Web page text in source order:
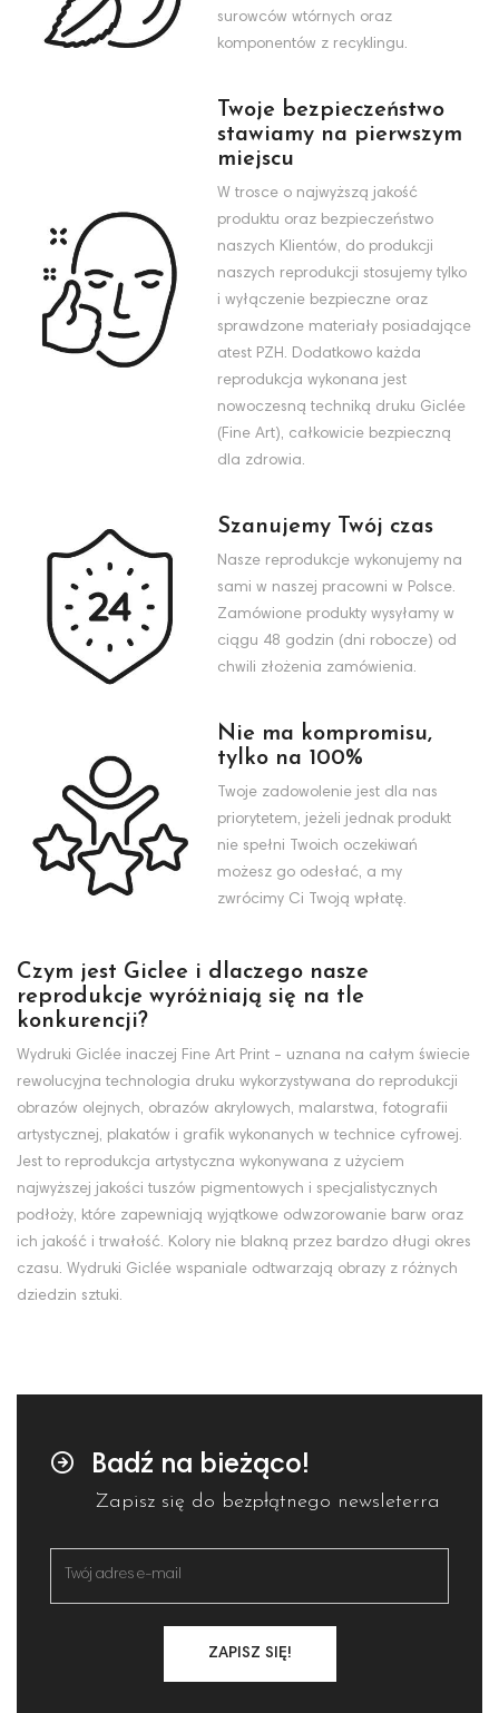
surowców wtórnych oraz
komponentów z recyklingu.
Twoje bezpieczeństwo
stawiamy na pierwszym
miejscu
W trosce o najwyższą jakość
produktu oraz bezpieczeństwo
naszych Klientów, do produkcji
naszych reprodukcji stosujemy tylko
i wyłączenie bezpieczne oraz
sprawdzone materiały posiadające
atest PZH. Dodatkowo każda
reprodukcja wykonana jest
nowoczesną techniką druku Giclée
(Fine Art), całkowicie bezpieczną
dla zdrowia.
Szanujemy Twój czas
Nasze reprodukcje wykonujemy na
sami w naszej pracowni w Polsce.
Zamówione produkty wysyłamy w
ciągu 48 godzin (dni robocze) od
chwili złożenia zamówienia.
Nie ma kompromisu,
tylko na 100%
Twoje zadowolenie jest dla nas
priorytetem, jeżeli jednak produkt
nie spełni Twoich oczekiwań
możesz go odesłać, a my
zwrócimy Ci Twoją wpłatę.
Czym jest Giclee i dlaczego nasze
reprodukcje wyróżniają się na tle
konkurencji?
Wydruki Giclée inaczej Fine Art Print - uznana na całym świecie
rewolucyjna technologia druku wykorzystywana do reprodukcji
obrazów olejnych, obrazów akrylowych, malarstwa, fotografii
artystycznej, plakatów i grafik wykonanych w technice cyfrowej.
Jest to reprodukcja artystyczna wykonywana z użyciem
najwyższej jakości tuszów pigmentowych i specjalistycznych
podłoży, które zapewniają wyjątkowe odwzorowanie barw oraz
ich jakość i trwałość. Kolory nie blakną przez bardzo długi okres
czasu. Wydruki Giclée wspaniale odtwarzają obrazy z różnych
dziedzin sztuki.
Badź na bieżąco!
Zapisz się do bezpłątnego newsleterra
ZAPISZ SIĘ!